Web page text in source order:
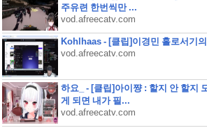
주유련 한번씩만 ...
vod.afreecatv.com
Kohlhaas - [클립]이경민 홀로서기
vod.afreecatv.com
하요_ - [클립]아이쨩 : 할지 안 할지
게 되면 내가 필...
vod.afreecatv.com